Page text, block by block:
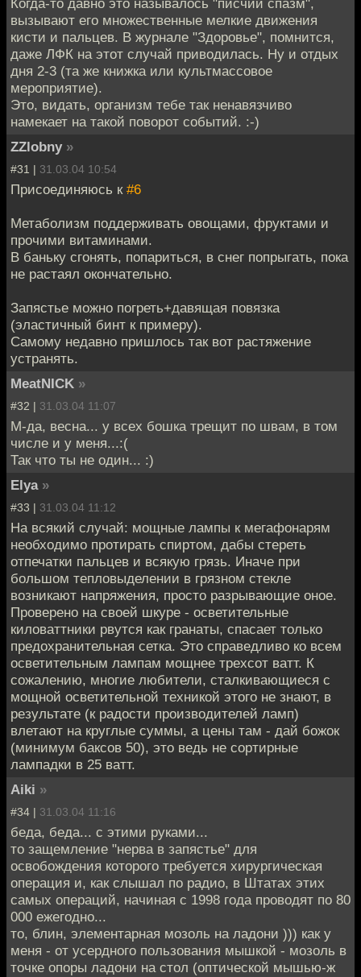
вызывают его множественные мелкие движения
кисти и пальцев. В журнале "Здоровье", помнится,
даже ЛФК на этот случай приводилась. Ну и отдых
дня 2-3 (та же книжка или культмассовое
мероприятие).
Это, видать, организм тебе так ненавязчиво
намекает на такой поворот событий. :-)
ZZlobny »
#31 | 31.03.04 10:54
Присоединяюсь к #6
Метаболизм поддерживать овощами, фруктами и
прочими витаминами.
В баньку сгонять, попариться, в снег попрыгать, пока
не растаял окончательно.
Запястье можно погреть+давящая повязка
(эластичный бинт к примеру).
Самому недавно пришлось так вот растяжение
устранять.
MeatNICK »
#32 | 31.03.04 11:07
М-да, весна... у всех бошка трещит по швам, в том
числе и у меня...:(
Так что ты не один... :)
Elya »
#33 | 31.03.04 11:12
На всякий случай: мощные лампы к мегафонарям
необходимо протирать спиртом, дабы стереть
отпечатки пальцев и всякую грязь. Иначе при
большом тепловыделении в грязном стекле
возникают напряжения, просто разрывающие оное.
Проверено на своей шкуре - осветительные
киловаттники рвутся как гранаты, спасает только
предохранительная сетка. Это справедливо ко всем
осветительным лампам мощнее трехсот ватт. К
сожалению, многие любители, сталкивающиеся с
мощной осветительной техникой этого не знают, в
результате (к радости производителей ламп)
влетают на круглые суммы, а цены там - дай божок
(минимум баксов 50), это ведь не сортирные
лампадки в 25 ватт.
Aiki »
#34 | 31.03.04 11:16
беда, беда... с этими руками...
то защемление "нерва в запястье" для
освобождения которого требуется хирургическая
операция и, как слышал по радио, в Штатах этих
самых операций, начиная с 1998 года проводят по 80
000 ежегодно...
то, блин, элементарная мозоль на ладони ))) как у
меня - от усердного пользования мышкой - мозоль в
точке опоры ладони на стол (оптической мышью-ж